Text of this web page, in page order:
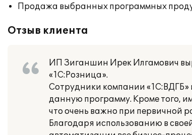
Продажа выбранных программных
Отзыв клиента
ИП Зиганшин Ирек Илгамович
«1С:Розница».
Сотрудники компании «1С:ВДГБ»
данную программу. Кроме того,
что очень важно при первичной
Благодаря использованию в